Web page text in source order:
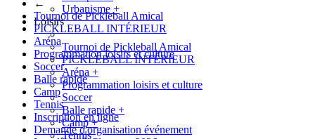
←
Tournoi de Pickleball Amical
PICKLEBALL INTÉRIEUR
Aréna
Programmation loisirs et culture
Soccer
Balle rapide
Camp
Tennis
Inscription en ligne
Demande d'organisation événement
Urbanisme +
Loisirs
Tournoi de Pickleball Amical
PICKLEBALL INTÉRIEUR
Aréna +
Programmation loisirs et culture
Soccer
Balle rapide +
Camp+
Tennis